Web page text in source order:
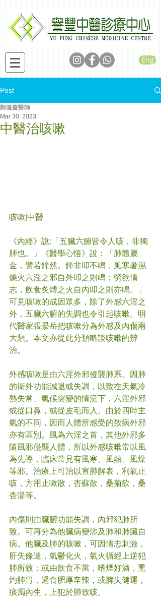
Eng
Post
中醫治咳嗽
鄭健慶醫師
Mar 30, 2023
咳嗽|中醫
《內經》說:「五臟六腑皆令人咳，非獨
肺也。」《醫學心悟》說：「肺體屬
金，譬若鐘然。鐘非叩不鳴，風寒暑濕
燥火六淫之邪自外叩之則鳴；勞欲情
志，飲食炙煿之火自內叩之則亦鳴。」
可見咳嗽的成因眾多，除了外感六淫之
外，五臟六腑的失調也令引起咳嗽。明
代醫家張景岳把咳嗽分為外感及內傷兩
大類。本文亦從此分類略談咳嗽的辨
治。
外感咳嗽是由六淫外邪侵襲肺系。因肺
的衛外功能減退或失調，以致在天氣冷
熱失常、氣候突變的情況下，六淫外邪
或從口鼻，或從皮毛而入。由於四時主
氣的不同，因而人體所感受的致病外邪
亦有區別。風為六淫之首，其他外邪多
隨風邪侵襲人體，所以外感咳嗽常以風
為先導，臨床常見有風寒、風熱、風燥
等邪。治療上可治以宣肺解表，利氣止
咳，方用止嗽散，杏蘇散，桑菊飲，桑
杏湯等。
內傷則由臟腑功能失調，內邪犯肺所
致。可再分為他臟病變涉及肺和肺臟自
病。他臟及肺的咳嗽，可因情志刺激，
肝失條達，氣鬱化火，氣火循經上逆犯
肺所致；或由飲食不當，嗜煙好酒，熏
灼肺胃，過食肥厚辛辣，或脾失健運，
痰濁內生，上犯於肺致咳。